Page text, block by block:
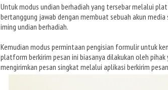
Untuk modus undian berhadiah yang tersebar melalui
bertanggung jawab dengan membuat sebuah akun
iming undian berhadiah.
Kemudian modus permintaan pengisian formulir untuk
platform berkirim pesan ini biasanya dilakukan oleh
mengirimkan pesan singkat melalui aplikasi berkirim